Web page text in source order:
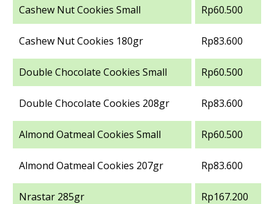
Cashew Nut Cookies Small Rp60.500
Cashew Nut Cookies 180gr Rp83.600
Double Chocolate Cookies Small Rp60.500
Double Chocolate Cookies 208gr Rp83.600
Almond Oatmeal Cookies Small Rp60.500
Almond Oatmeal Cookies 207gr Rp83.600
Nrastar 285gr Rp167.200